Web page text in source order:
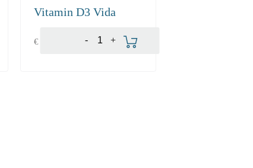
Vitamin D3 Vida
€ +
-